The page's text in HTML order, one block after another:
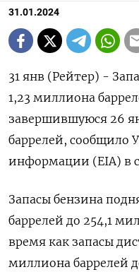
31.01.2024
31 янв (Рейтер) -
1,23 миллиона
завершившуюся 26
баррелей, сообщило
информации (EIA) в
Запасы бензина
баррелей до 254,1
время как запасы
миллиона баррелей